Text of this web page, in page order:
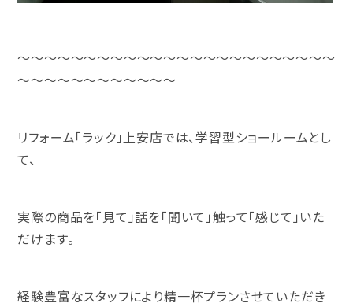
～～～～～～～～～～～～～～～～～～～～～～～～
～～～～～～～～～～～～
リフォーム「ラック」上安店では、学習型ショールームとし
て、
実際の商品を「見て」話を「聞いて」触って「感じて」いた
だけます。
経験豊富なスタッフにより精一杯プランさせていただき